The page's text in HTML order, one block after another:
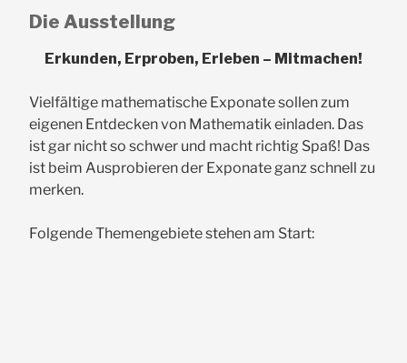
Die Ausstellung
Erkunden, Erproben, Erleben – Mitmachen!
Vielfältige mathematische Exponate sollen zum
eigenen Entdecken von Mathematik einladen. Das
ist gar nicht so schwer und macht richtig Spaß! Das
ist beim Ausprobieren der Exponate ganz schnell zu
merken.
Folgende Themengebiete stehen am Start: